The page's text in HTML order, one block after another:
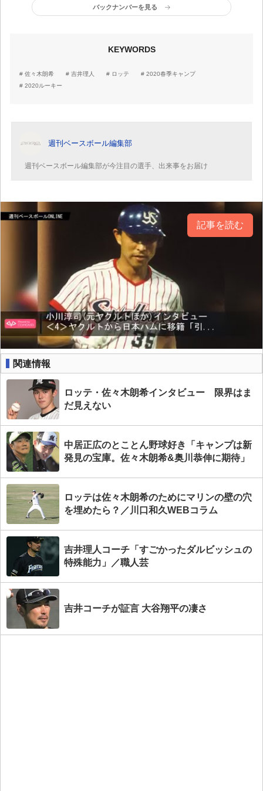
バックナンバーを見る
KEYWORDS
佐々木朗希 吉井理人 ロッテ
2020春季キャンプ
2020ルーキー
週刊ベースボール編集部
週刊ベースボール編集部が今注目の選手、出来事をお届け
記事を読む
関連情報
ロッテ・佐々木朗希インタビュー 限界はま
だ見えない
中居正広のとことん野球好き「キャンプは新
発見の宝庫。佐々木朗希&奥川恭伸に期待」
ロッテは佐々木朗希のためにマリンの壁の穴
を埋めたら？／川口和久WEBコラム
吉井理人コーチ「すごかったダルビッシュの
特殊能力」／職人芸
吉井コーチが証言 大谷翔平の凄さ